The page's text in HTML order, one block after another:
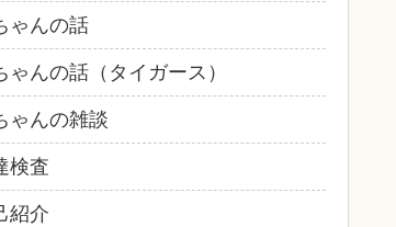
ゃんの話
ゃんの話（タイガース）
ゃんの雑談
検査
紹介